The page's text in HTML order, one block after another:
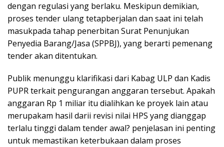
dengan regulasi yang berlaku. Meskipun demikian,
proses tender ulang tetapberjalan dan saat ini telah
masukpada tahap penerbitan Surat Penunjukan
Penyedia Barang/Jasa (SPPBJ), yang berarti pemenang
tender akan ditentukan.
Publik menunggu klarifikasi dari Kabag ULP dan Kadis
PUPR terkait pengurangan anggaran tersebut. Apakah
anggaran Rp 1 miliar itu dialihkan ke proyek lain atau
merupakam hasil darii revisi nilai HPS yang dianggap
terlalu tinggi dalam tender awal? penjelasan ini penting
untuk memastikan keterbukaan dalam proses